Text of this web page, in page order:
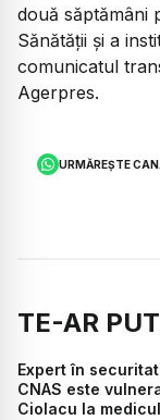
două săptămâni
Sănătății și a
comunicatul
Agerpres.
URMĂREȘTE
TE-AR
Expert în
CNAS este
Ciolacu la